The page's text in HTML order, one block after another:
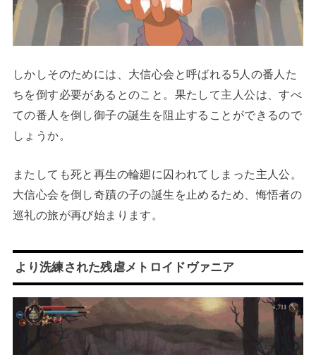
しかしそのためには、大信心会と呼ばれる5人の番人た
ちを倒す必要があるとのこと。果たして主人公は、すべ
ての番人を倒し御子の誕生を阻止することができるので
しょうか。
またしても死と再生の輪廻に囚われてしまった主人公。
大信心会を倒し奇蹟の子の誕生を止めるため、悔悟者の
巡礼の旅が再び始まります。
より洗練された残虐メトロイドヴァニア